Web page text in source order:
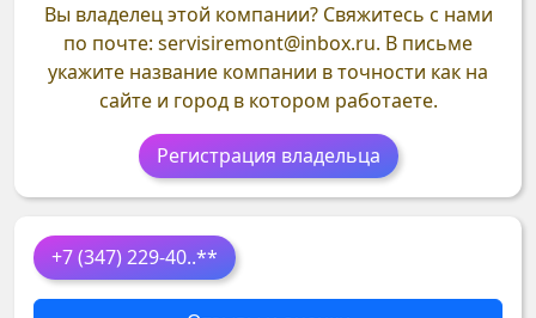
+7 (347) 229-40..**
Вы владелец этой компании? Свяжитесь с нами
по почте: servisiremont@inbox.ru. В письме
укажите название компании в точности как на
сайте и город в котором работаете.
Регистрация владельца